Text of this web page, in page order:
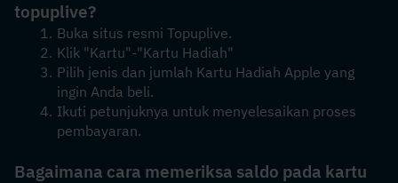
topuplive?
Buka situs resmi Topuplive.
Klik "Kartu"-"Kartu Hadiah"
Pilih jenis dan jumlah Kartu Hadiah Apple yang
ingin Anda beli.
Ikuti petunjuknya untuk menyelesaikan proses
pembayaran.
Bagaimana cara memeriksa saldo pada kartu